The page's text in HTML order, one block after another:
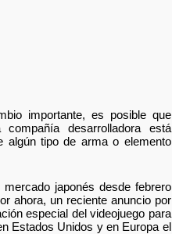
importante, es posible que
desarrolladora está
algún tipo de arma o elemento
japonés desde febrero
ahora, un reciente anuncio por
especial del videojuego para
Estados Unidos y en Europa el